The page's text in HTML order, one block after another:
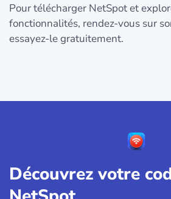
Pour télécharger NetSpot et
fonctionnalités, rendez-vous sur
essayez-le gratuitement.
Découvrez votre